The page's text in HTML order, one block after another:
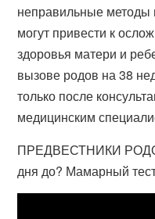
неправильные
могут привести к
здоровья матери и
вызове родов на 38
только после
медицинским
ПРЕДВЕСТНИКИ
дня до? Мамарный